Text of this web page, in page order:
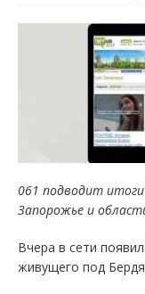
061 подводит итоги
Запорожье и
Вчера в сети
живущего под